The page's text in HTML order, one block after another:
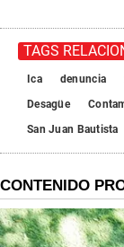
TAGS
Ica denuncia
Desagüe
San Juan Bautista